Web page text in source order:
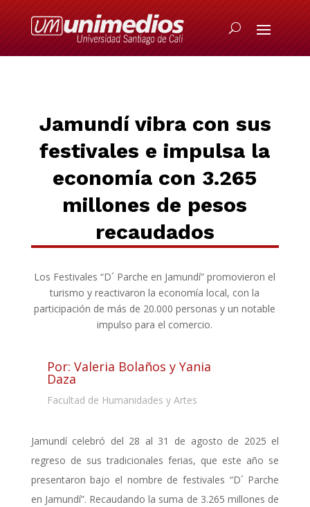
Jamundí vibra con sus
festivales e impulsa la
economía con 3.265
millones de pesos
recaudados
Los Festivales “D´ Parche en Jamundí” promovieron el
turismo y reactivaron la economía local, con la
participación de más de 20.000 personas y un notable
impulso para el comercio.
Por: Valeria Bolaños y Yania
Daza
Facultad de Humanidades y Artes
Jamundí celebró del 28 al 31 de agosto de 2025 el
regreso de sus tradicionales ferias, que este año se
presentaron bajo el nombre de festivales “D´ Parche
en Jamundí”. Recaudando la suma de 3.265 millones de